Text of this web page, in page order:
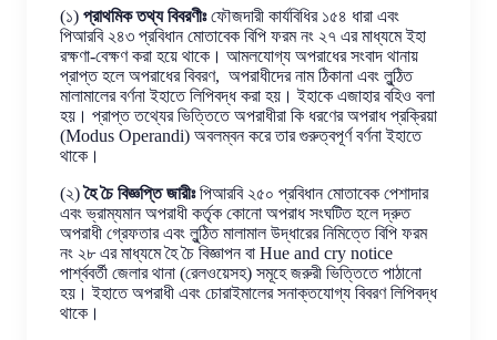
(১) প্রাথমিক তথ্য বিবরণীঃফৌজদারী কার্যবিধির ১৫৪ ধারা এবং
পিআরবি ২৪৩ প্রবিধান মোতাবেক বিপি ফরম নং ২৭ এর মাধ্যমে ইহা
রক্ষণা-বেক্ষণ করা হয়ে থাকে। আমলযোগ্য অপরাধের সংবাদ থানায়
প্রাপ্ত হলে অপরাধের বিবরণ, অপরাধীদের নাম ঠিকানা এবং লুন্ঠিত
মালামালের বর্ণনা ইহাতে লিপিবদ্ধ করা হয়। ইহাকে এজাহার বহিও বলা
হয়। প্রাপ্ত তথ্যের ভিত্তিতে অপরাধীরা কি ধরণের অপরাধ প্রক্রিয়া
(Modus Operandi) অবলম্বন করে তার গুরুত্বপূর্ণ বর্ণনা ইহাতে
থাকে।
(২)হৈ চৈ বিজ্ঞপ্তি জারীঃপিআরবি ২৫০ প্রবিধান মোতাবেক পেশাদার
এবং ভ্রাম্যমান অপরাধী কর্তৃক কোনো অপরাধ সংঘটিত হলে দ্রুত
অপরাধী গ্রেফতার এবং লুন্ঠিত মালামাল উদ্ধারের নিমিত্তে বিপি ফরম
নং ২৮ এর মাধ্যমে হৈ চৈ বিজ্ঞাপন বা Hue and cry notice
পার্শ্ববর্তী জেলার থানা (রেলওয়েসহ) সমূহে জরুরী ভিত্তিতে পাঠানো
হয়। ইহাতে অপরাধী এবং চোরাইমালের সনাক্তযোগ্য বিবরণ লিপিবদ্ধ
থাকে।